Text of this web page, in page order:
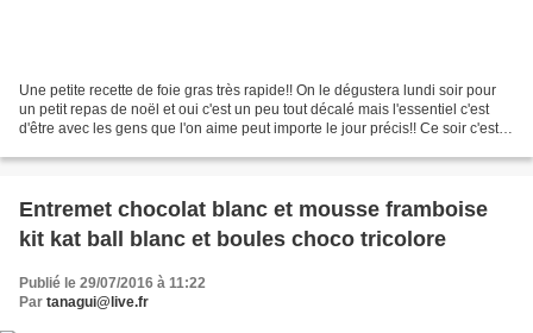
Une petite recette de foie gras très rapide!! On le dégustera lundi soir pour
un petit repas de noël et oui c'est un peu tout décalé mais l'essentiel c'est
d'être avec les gens que l'on aime peut importe le jour précis!! Ce soir c'est le
Entremet chocolat blanc et mousse framboise
kit kat ball blanc et boules choco tricolore
Publié le 29/07/2016 à 11:22
Par tanagui@live.fr